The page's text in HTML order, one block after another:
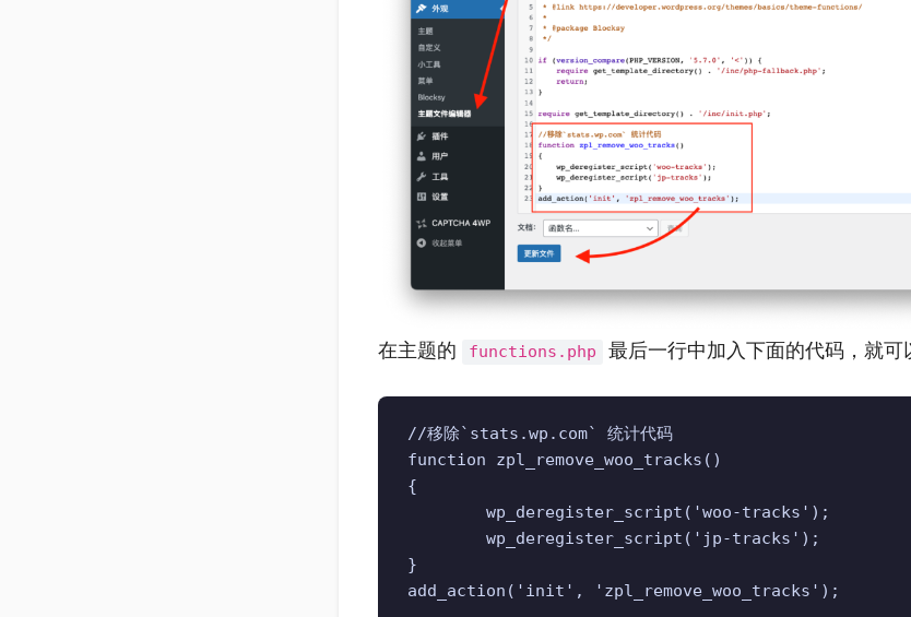
在主题的 functions.php 最后一行中加入下面的代码，就
//移除`stats.wp.com` 统计代码
function zpl_remove_woo_tracks()
{
}
add_action('init', 'zpl_remove_woo_tracks');